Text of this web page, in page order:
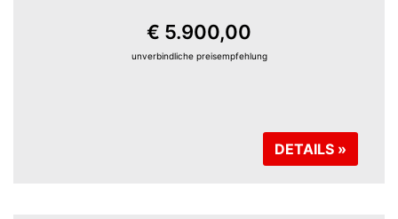
€ 5.900,00
unverbindliche preisempfehlung
DETAILS »